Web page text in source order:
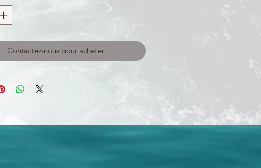
Contactez-nous pour acheter